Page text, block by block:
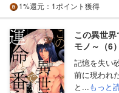
1%還元 ：1ポイント獲得
この異世
モノ～（6）
記憶を失い
前に現われ
と...もっと